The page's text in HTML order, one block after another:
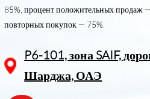
85%, процент положительных продаж
повторных покупок — 75%.
P6-101, зона SAIF,
Шарджа, ОАЭ